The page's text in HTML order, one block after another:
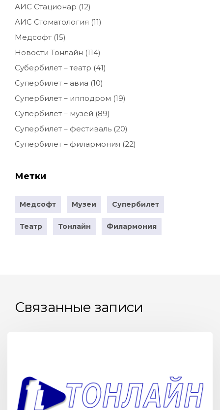
АИС Стационар (12)
АИС Стоматология (11)
Медсофт (15)
Новости Тонлайн (114)
Субербилет – театр (41)
Супербилет – авиа (10)
Супербилет – ипподром (19)
Супербилет – музей (89)
Супербилет – фестиваль (20)
Супербилет – филармония (22)
Метки
Медсофт Музеи Супербилет
Театр Тонлайн Филармония
Связанные записи